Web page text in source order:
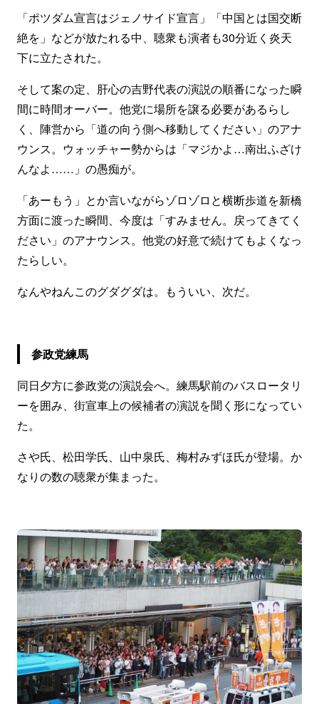
「ポツダム宣言はジェノサイド宣言」「中国とは国交断
絶を」などが放たれる中、聴衆も演者も30分近く炎天
下に立たされた。
そして案の定、肝心の吉野代表の演説の順番になった瞬
間に時間オーバー。他党に場所を譲る必要があるらし
く、陣営から「道の向う側へ移動してください」のアナ
ウンス。ウォッチャー勢からは「マジかよ…南出ふざけ
んなよ……」の愚痴が。
「あーもう」とか言いながらゾロゾロと横断歩道を新橋
方面に渡った瞬間、今度は「すみません。戻ってきてく
ださい」のアナウンス。他党の好意で続けてもよくなっ
たらしい。
なんやねんこのグダグダは。もういい、次だ。
参政党練馬
同日夕方に参政党の演説会へ。練馬駅前のバスロータリ
ーを囲み、街宣車上の候補者の演説を聞く形になってい
た。
さや氏、松田学氏、山中泉氏、梅村みずほ氏が登場。か
なりの数の聴衆が集まった。